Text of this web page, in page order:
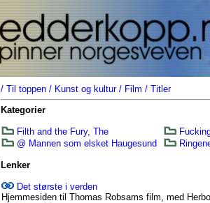
/ Til toppen / Kunst og kultur/ Film / Titler
Kategorier
Filth and the Fury, The
@ Mannen som elsket Haugesund
Lenker
Det største i verden
Hjemmesiden til Thomas Robsams film, med